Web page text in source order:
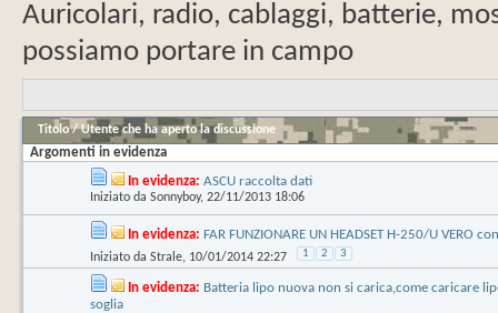
Auricolari, radio, cablaggi, batterie,
possiamo portare in campo
Titolo/Utente che ha aperto la discussione
Argomenti in evidenza
In evidenza: ASCU raccolta dati
Iniziato da Sonnyboy‎, 22/11/2013 18:06
In evidenza: FAR FUNZIONARE UN HEADSET H-250/U VERO
Iniziato da Strale‎, 10/01/2014 22:27 1 2 3
In evidenza: Batteria lipo nuova non si carica,come caricare
soglia